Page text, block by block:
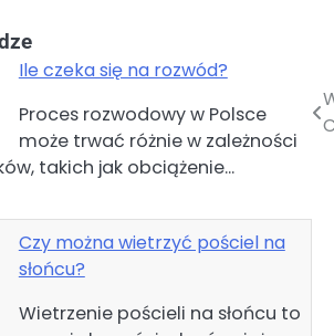
Ile czeka się na rozwód?
Proces rozwodowy w Polsce
może trwać różnie w zależności
takich jak obciążenie…
Czy można wietrzyć pościel na
słońcu?
Wietrzenie pościeli na słońcu to